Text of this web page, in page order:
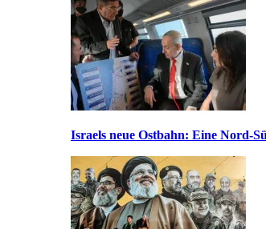
Israels neue Ostbahn: Eine Nord-